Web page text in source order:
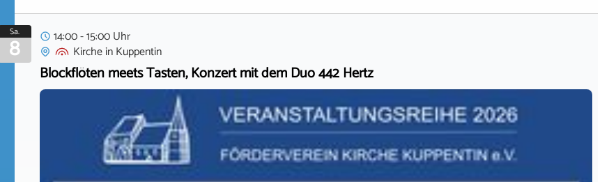
Sa.
8
14:00 - 15:00 Uhr
KircheinKuppentin
Blockflöten meets Tasten, Konzert mit dem Duo 442 Hertz